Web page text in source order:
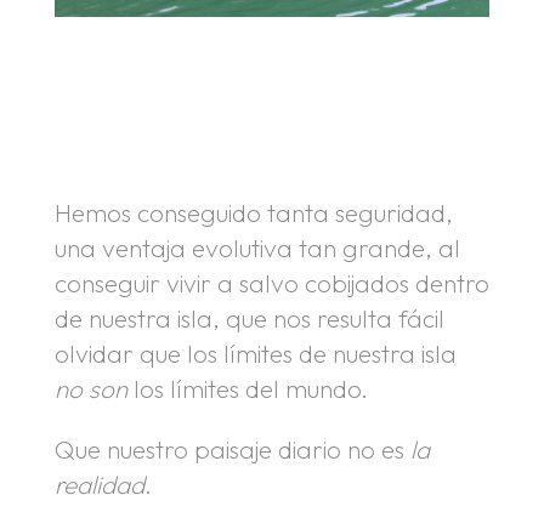
Hemos conseguido tanta seguridad,
una ventaja evolutiva tan grande, al
conseguir vivir a salvo cobijados dentro
de nuestra isla, que nos resulta fácil
olvidar que los límites de nuestra isla
no sonlos límites del mundo.
Que nuestro paisaje diario no es la
realidad.